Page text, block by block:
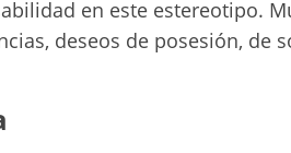
en este estereotipo.
deseos de posesión, de